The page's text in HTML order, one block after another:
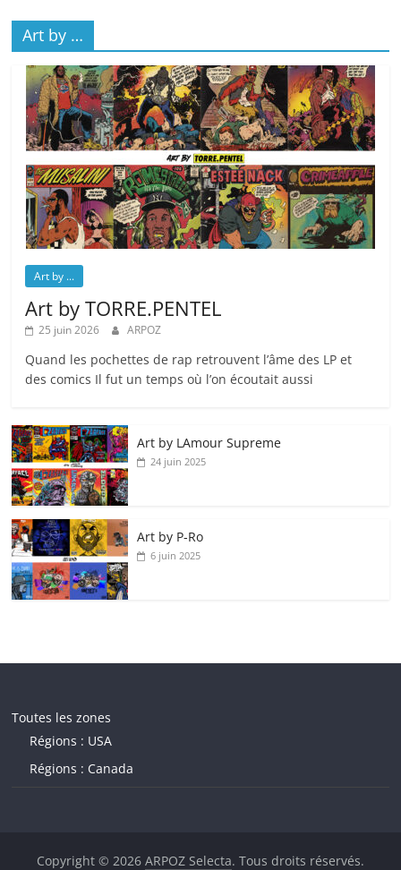
Art by …
Art by ...
Art by TORRE.PENTEL
25 juin 2026 ARPOZ
Quand les pochettes de rap retrouvent l’âme des LP et
des comics Il fut un temps où l’on écoutait aussi
Art by LAmour Supreme
24 juin 2025
Art by P‑Ro
6 juin 2025
Toutes les zones
Régions : USA
Régions : Canada
Copyright © 2026 ARPOZ Selecta. Tous droits réservés.